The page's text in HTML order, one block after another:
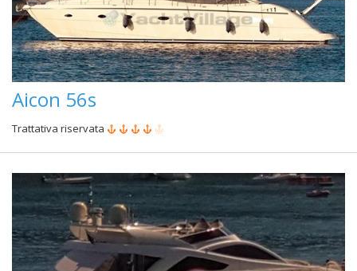
Aicon 56s
Trattativa riservata